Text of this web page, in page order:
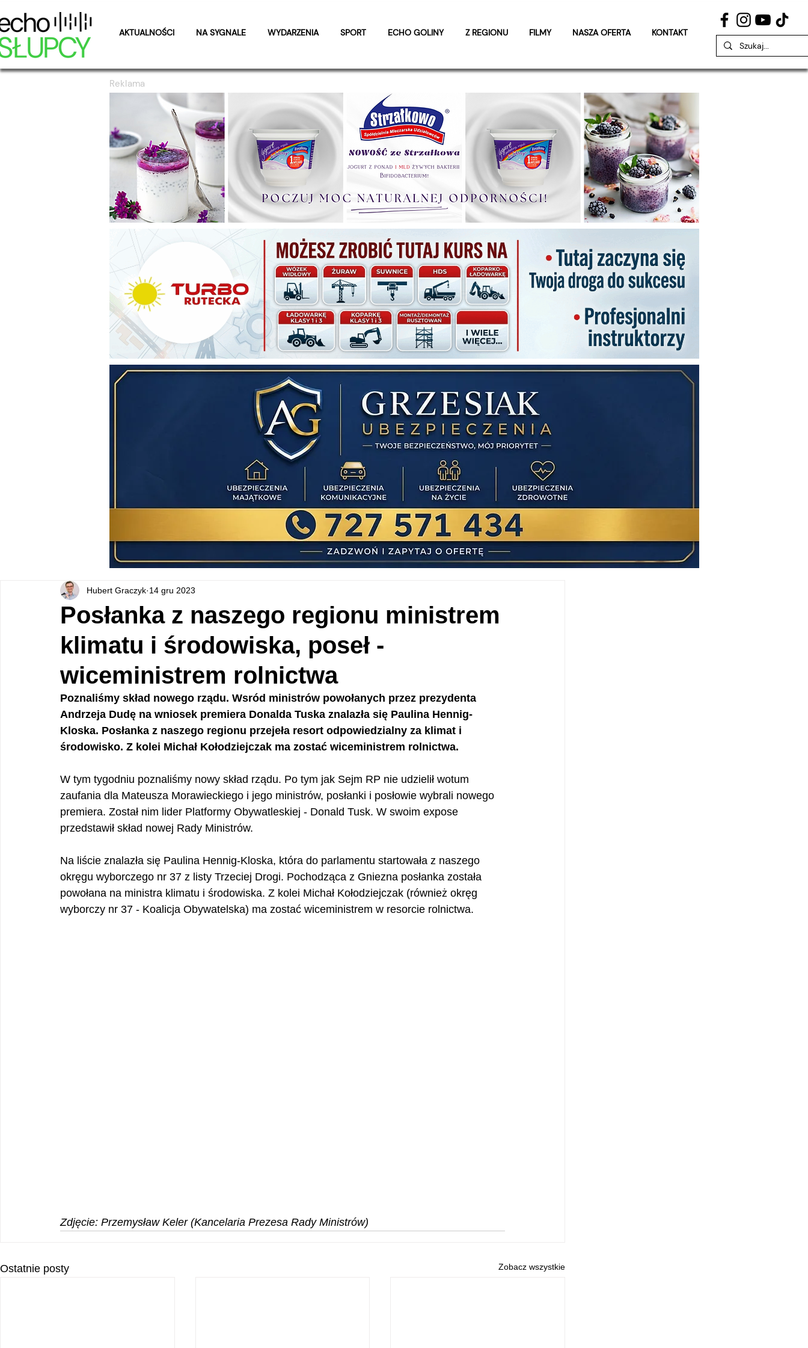
AKTUALNOŚCI NA SYGNALE WYDARZENIA SPORT ECHO GOLINY Z REGIONU FILMY NASZA OFERTA KONTAKT
Reklama
Posłanka z naszego regionu ministrem
klimatu i środowiska, poseł -
wiceministrem rolnictwa
Hubert Graczyk 14 gru 2023
Poznaliśmy skład nowego rządu. Wsród ministrów powołanych przez prezydenta
Andrzeja Dudę na wniosek premiera Donalda Tuska znalazła się Paulina Hennig-
Kloska. Posłanka z naszego regionu przejeła resort odpowiedzialny za klimat i
środowisko. Z kolei Michał Kołodziejczak ma zostać wiceministrem rolnictwa.
W tym tygodniu poznaliśmy nowy skład rządu. Po tym jak Sejm RP nie udzielił wotum
zaufania dla Mateusza Morawieckiego i jego ministrów, posłanki i posłowie wybrali nowego
premiera. Został nim lider Platformy Obywatleskiej - Donald Tusk. W swoim expose
przedstawił skład nowej Rady Ministrów.
Na liście znalazła się Paulina Hennig-Kloska, która do parlamentu startowała z naszego
okręgu wyborczego nr 37 z listy Trzeciej Drogi. Pochodząca z Gniezna posłanka została
powołana na ministra klimatu i środowiska. Z kolei Michał Kołodziejczak (również okręg
wyborczy nr 37 - Koalicja Obywatelska) ma zostać wiceministrem w resorcie rolnictwa.
Zdjęcie: Przemysław Keler (Kancelaria Prezesa Rady Ministrów)
Ostatnie posty Zobacz wszystkie